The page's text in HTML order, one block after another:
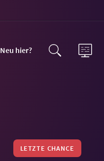
Neu hier?
LETZTE CHANCE